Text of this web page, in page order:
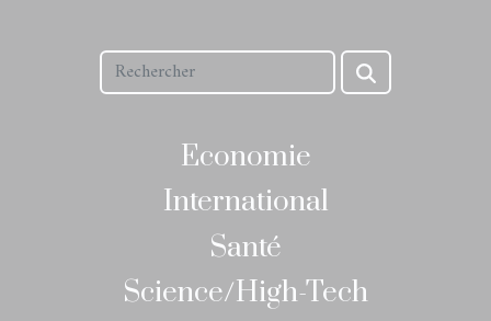
Economie
International
Santé
Science/High-Tech